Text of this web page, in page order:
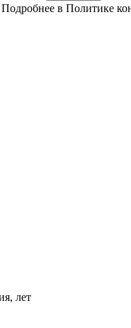
в Политике
лет